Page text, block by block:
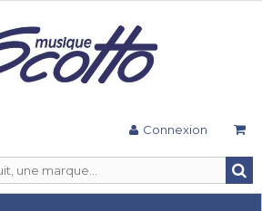
Connexion